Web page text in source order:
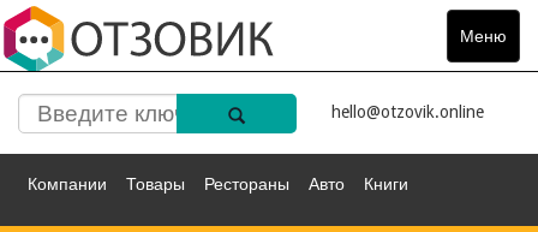
Меню
Toggle
hello@otzovik.online
Компании Товары Рестораны Авто Книги